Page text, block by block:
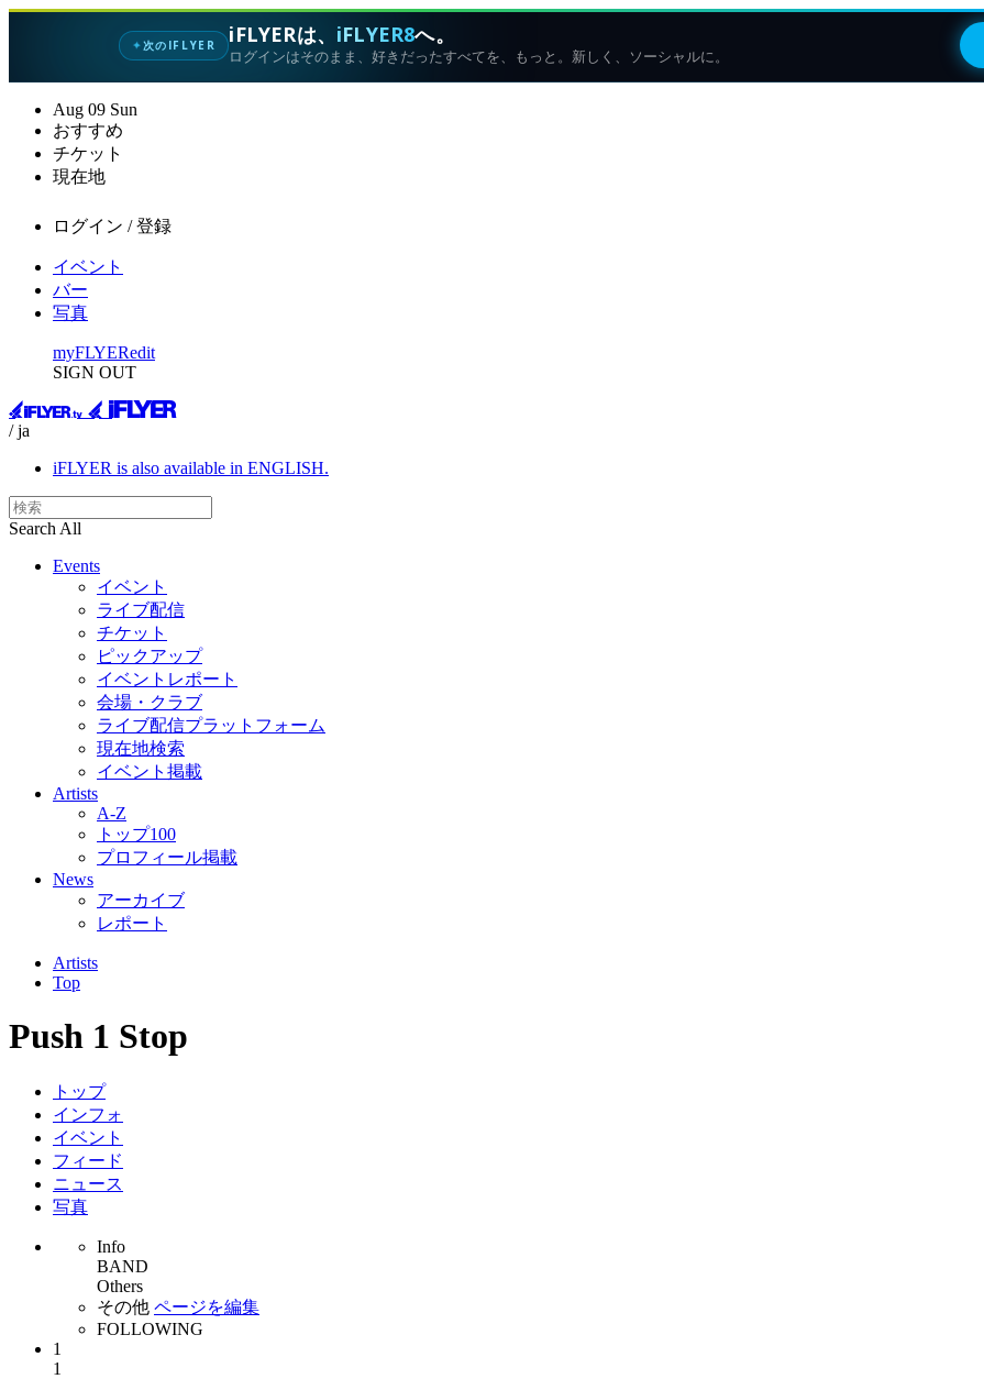
✦次のIFLYER iFLYERは、 iFLYER8へ。
ログインはそのまま、好きだったすべてを、もっと。新しく、ソーシャルに。
Aug 09 Sun
おすすめ
チケット
現在地
ログイン / 登録
イベント
バー
写真
myFLYERedit
SIGN OUT
/ ja
iFLYER is also available in ENGLISH.
Search All
Events
イベント
ライブ配信
チケット
ピックアップ
イベントレポート
会場・クラブ
ライブ配信プラットフォーム
現在地検索
イベント掲載
Artists
A-Z
トップ100
プロフィール掲載
News
アーカイブ
レポート
Artists
Top
Push 1 Stop
トップ
インフォ
イベント
フィード
ニュース
写真
Info
BAND
Others
その他 ページを編集
FOLLOWING
1
1